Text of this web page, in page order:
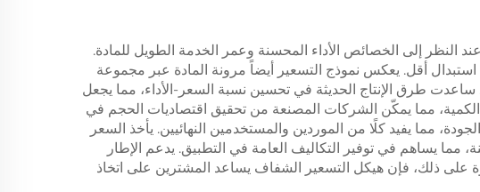
النظر إلى الخصائص الأداء المحسنة وعمر الخدمة الطويل للمادة.
استبدال أقل. يعكس نموذج التسعير أيضاً مرونة المادة عبر مجموعة
طرق الإنتاج الحديثة في تحسين نسبة السعر-الأداء، مما يجعل
مما يمكّن الشركات المصنعة من تحقيق اقتصاديات الحجم في
مما يفيد كلًا من الموردين والمستخدمين النهائيين. يأخذ السعر
مما يساهم في توفير التكاليف العامة في التطبيق. يدعم الإطار
على ذلك، فإن هيكل التسعير الشفاف يساعد المشترين على اتخاذ